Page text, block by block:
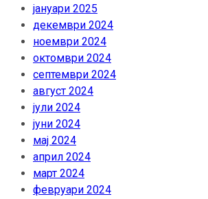
јануари 2025
декември 2024
ноември 2024
октомври 2024
септември 2024
август 2024
јули 2024
јуни 2024
мај 2024
април 2024
март 2024
февруари 2024